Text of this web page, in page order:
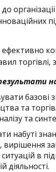
ефективно
торгівлі,
базові
та
та
набуті
вирішення
в
діяльності.